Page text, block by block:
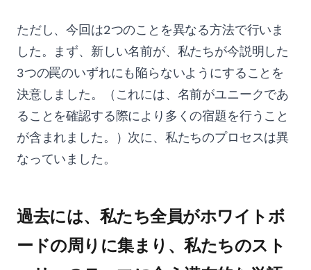
ただし、今回は2つのことを異なる方法で行いま
した。まず、新しい名前が、私たちが今説明した
3つの罠のいずれにも陥らないようにすることを
決意しました。（これには、名前がユニークであ
ることを確認する際により多くの宿題を行うこと
が含まれました。）次に、私たちのプロセスは異
なっていました。
過去には、私たち全員がホワイトボ
ードの周りに集まり、私たちのスト